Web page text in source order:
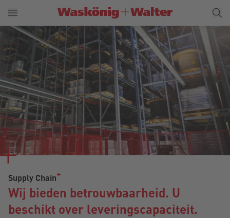
Supply Chain
Wij bieden betrouwbaarheid. U
beschikt over leveringscapaciteit.